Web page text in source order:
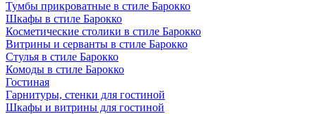
Тумбы прикроватные в стиле Барокко
Шкафы в стиле Барокко
Косметические столики в стиле Барокко
Витрины и серванты в стиле Барокко
Стулья в стиле Барокко
Комоды в стиле Барокко
Гостиная
Гарнитуры, стенки для гостиной
Шкафы и витрины для гостиной